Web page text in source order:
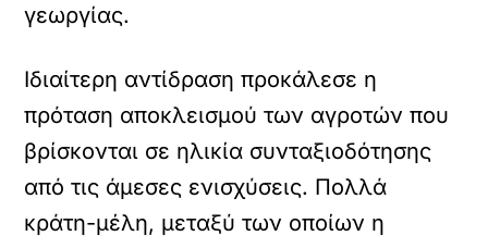
γεωργίας.
Ιδιαίτερη αντίδραση προκάλεσε η
πρόταση αποκλεισμού των αγροτών που
βρίσκονται σε ηλικία συνταξιοδότησης
από τις άμεσες ενισχύσεις. Πολλά
κράτη-μέλη, μεταξύ των οποίων η